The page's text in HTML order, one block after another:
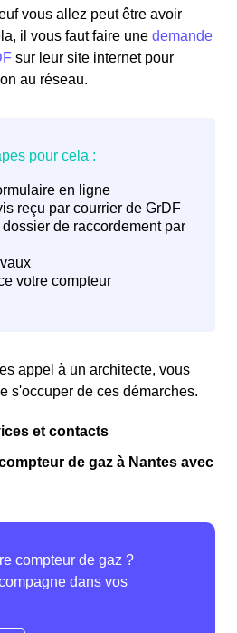
vous allez peut être avoir
il vous faut faire une demande
sur leur site internet pour
au réseau.
appel à un architecte, vous
s'occuper de ces démarches.
et contacts
de gaz à Nantes avec